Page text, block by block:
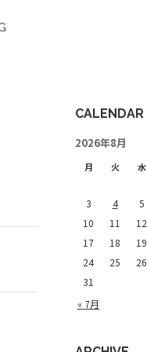
CALENDAR
2026年8月
月 火 水
« 7月
3
4 5
10
11 12
17
18 19
24
25 26
31